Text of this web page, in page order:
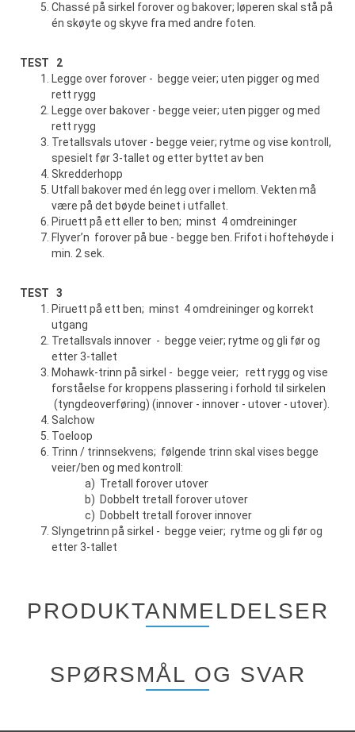
Chassé på sirkel forover og bakover; løperen skal stå på
én skøyte og skyve fra med andre foten.
TEST 2
Legge over forover - begge veier; uten pigger og med
rett rygg
Legge over bakover - begge veier; uten pigger og med
rett rygg
Tretallsvals utover - begge veier; rytme og vise kontroll,
spesielt før 3-tallet og etter byttet av ben
Skredderhopp
Utfall bakover med én legg over i mellom. Vekten må
være på det bøyde beinet i utfallet.
Piruett på ett eller to ben; minst 4 omdreininger
Flyver’n forover på bue - begge ben. Frifot i hoftehøyde i
min. 2 sek.
TEST 3
Piruett på ett ben; minst 4 omdreininger og korrekt
utgang
Tretallsvals innover - begge veier; rytme og gli før og
etter 3-tallet
Mohawk-trinn på sirkel - begge veier; rett rygg og vise
forståelse for kroppens plassering i forhold til sirkelen
(tyngdeoverføring) (innover - innover - utover - utover).
Salchow
Toeloop
Trinn / trinnsekvens; følgende trinn skal vises begge
veier/ben og med kontroll:
a) Tretall forover utover
b) Dobbelt tretall forover utover
c) Dobbelt tretall forover innover
Slyngetrinn på sirkel - begge veier; rytme og gli før og
etter 3-tallet
PRODUKTANMELDELSER
SPØRSMÅL OG SVAR